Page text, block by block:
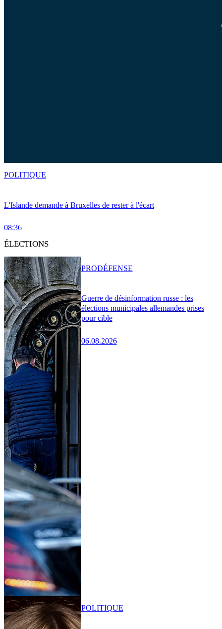
L'Islande demande à Bruxelles de rester à l'écart
08:36
POLITIQUE
ÉLECTIONS
Guerre de désinformation russe : les
élections municipales allemandes prises
pour cible
06.08.2026
PRODÉFENSE
POLITIQUE